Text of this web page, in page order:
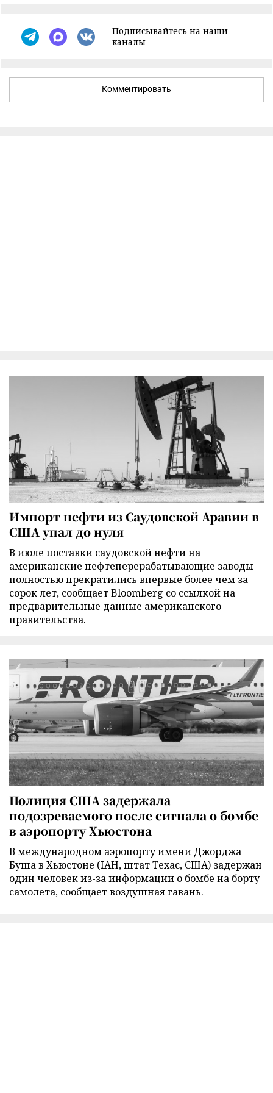
Подписывайтесь на наши
каналы
Комментировать
Импорт нефти из Саудовской Аравии в
США упал до нуля
В июле поставки саудовской нефти на
американские нефтеперерабатывающие заводы
полностью прекратились впервые более чем за
сорок лет, сообщает Bloomberg со ссылкой на
предварительные данные американского
правительства.
Полиция США задержала
подозреваемого после сигнала о бомбе
в аэропорту Хьюстона
В международном аэропорту имени Джорджа
Буша в Хьюстоне (IAH, штат Техас, США) задержан
один человек из-за информации о бомбе на борту
самолета, сообщает воздушная гавань.